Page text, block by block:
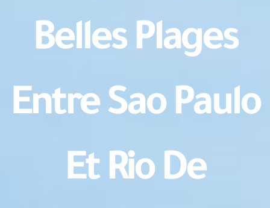
Belles Plages
Entre Sao Paulo
Et Rio De